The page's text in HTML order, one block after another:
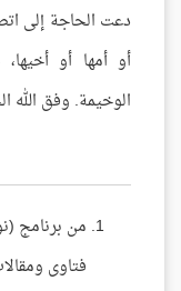
دعت الحاجة إلى
أو أمها أو
الوخيمة. وفق الله
فتاوى ومقالات